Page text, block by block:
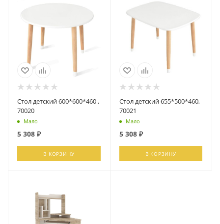
Стол детский 600*600*460 ,
70020
Мало
5 308 ₽
В КОРЗИНУ
Стол детский 655*500*460,
70021
Мало
5 308₽
В КОРЗИНУ